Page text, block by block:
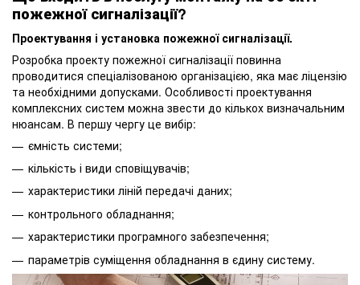
пожежної сигналізації?
Проектування і установка пожежної сигналізації.
Розробка проекту пожежної сигналізації повинна
проводитися спеціалізованою організацією, яка має ліцензію
та необхідними допусками. Особливості проектування
комплексних систем можна звести до кількох визначальним
нюансам. В першу чергу це вибір:
ємність системи;
кількість і види сповіщувачів;
характеристики ліній передачі даних;
контрольного обладнання;
характеристики програмного забезпечення;
параметрів суміщення обладнання в єдину систему.